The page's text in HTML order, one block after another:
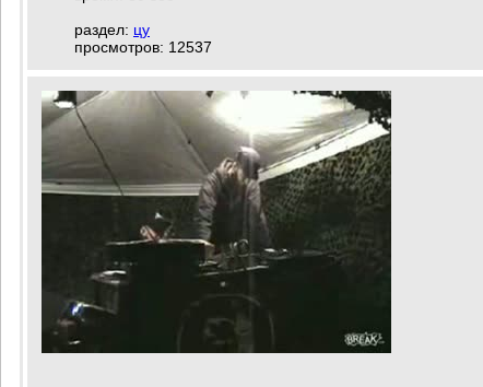
раздел: цу
просмотров: 12537